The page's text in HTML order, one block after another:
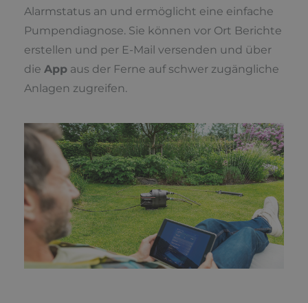
Alarmstatus an und ermöglicht eine einfache
Pumpendiagnose. Sie können vor Ort Berichte
erstellen und per E-Mail versenden und über
die App aus der Ferne auf schwer zugängliche
Anlagen zugreifen.